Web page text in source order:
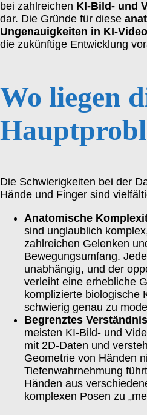
bei zahlreichen KI-Bild- und
dar. Die Gründe für diese
Ungenauigkeiten in KI-
die zukünftige Entwicklung
Wo liegen
Die Schwierigkeiten bei der
Hände und Finger sind
Anatomische
sind unglaublich
zahlreichen Gelenken
Bewegungsumfang.
unabhängig, und der
verleiht eine erhebliche
komplizierte biologische
schwierig genau zu
Begrenztes
meisten KI-Bild- und
mit 2D-Daten und
Geometrie von Händen
Tiefenwahrnehmung
Händen aus
komplexen Posen zu